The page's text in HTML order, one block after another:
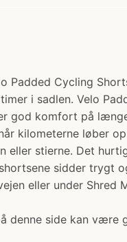
Padded Cycling
i sadlen. Velo
god komfort på
kilometerne løber
eller stierne. Det
sidder trygt
eller under
denne side kan være